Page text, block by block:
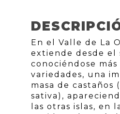
En el Valle de La
extiende desde el
conociéndose más
variedades, una
masa de castaños
sativa),
las otras islas, en